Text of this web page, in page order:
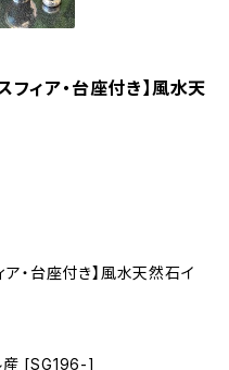
ィア・台座付き】風水天
・台座付き】風水天然石イ
[SG196-]